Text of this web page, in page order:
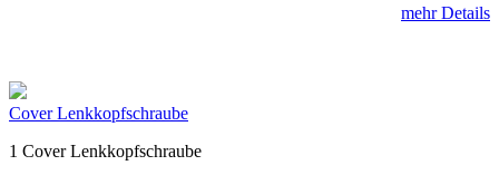
mehr Details
Cover Lenkkopfschraube
1 Cover Lenkkopfschraube